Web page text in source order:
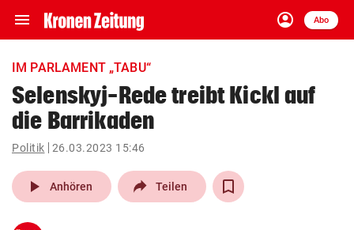
menu Navigation
ein-/ausklappen
account_circle
Anmelden
Abo
close Schließen
account_circle Anmelden
pin_drop
Wien arrow_right
IM PARLAMENT „TABU“
Selenskyj-Rede treibt Kickl auf
die Barrikaden
Politik 26.03.2023 15:46
play_arrow Anhören Teilen